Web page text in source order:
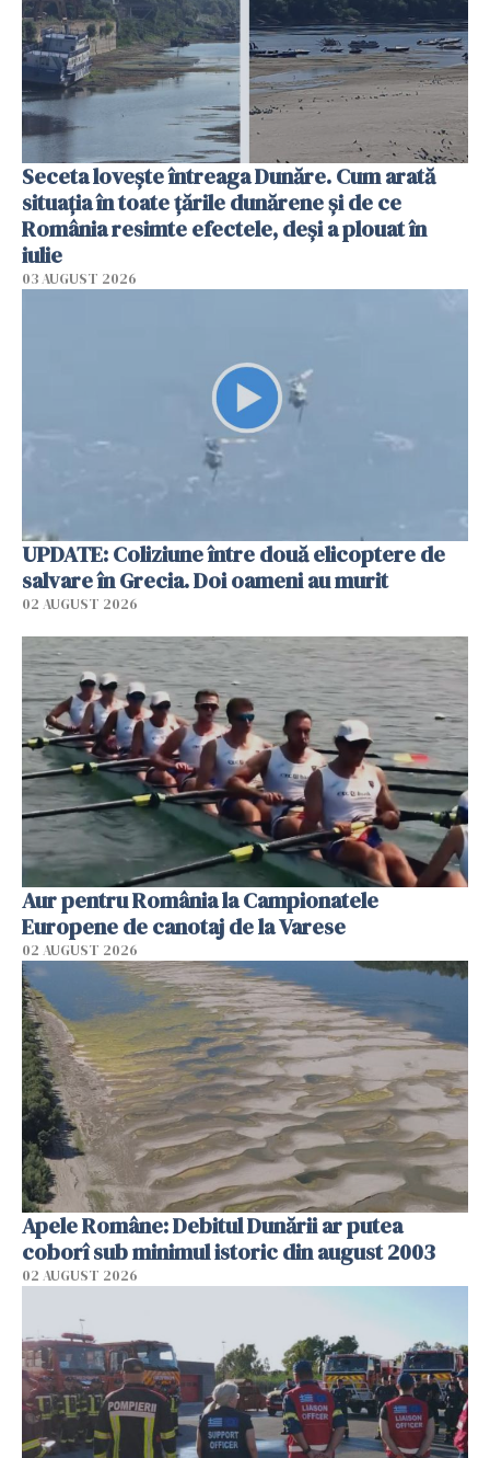
Seceta lovește întreaga Dunăre. Cum arată
situația în toate țările dunărene și de ce
România resimte efectele, deși a plouat în
iulie
03 AUGUST 2026
UPDATE: Coliziune între două elicoptere de
salvare în Grecia. Doi oameni au murit
02 AUGUST 2026
Aur pentru România la Campionatele
Europene de canotaj de la Varese
02 AUGUST 2026
Apele Române: Debitul Dunării ar putea
coborî sub minimul istoric din august 2003
02 AUGUST 2026